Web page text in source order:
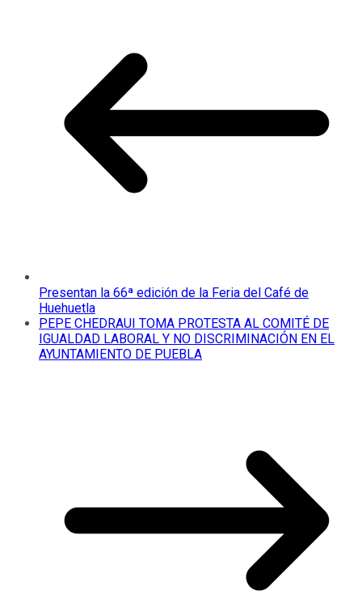
Presentan la 66ª edición de la Feria del Café de
Huehuetla
PEPE CHEDRAUI TOMA PROTESTA AL COMITÉ DE
IGUALDAD LABORAL Y NO DISCRIMINACIÓN EN EL
AYUNTAMIENTO DE PUEBLA